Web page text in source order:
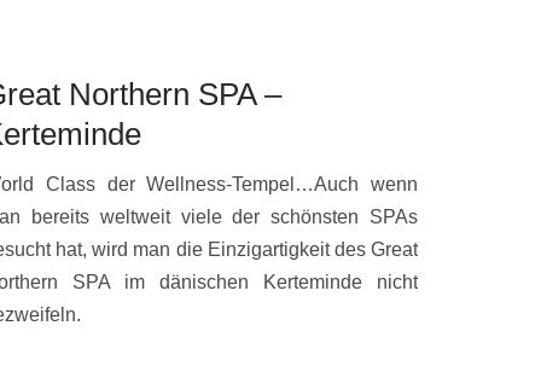
Northern SPA –
Class der Wellness-Tempel…Auch wenn
bereits weltweit viele der schönsten SPAs
hat, wird man die Einzigartigkeit des Great
SPA im dänischen Kerteminde nicht